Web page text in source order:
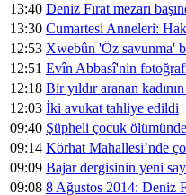
13:40 Deniz Fırat mezarı
13:30 Cumartesi Anneleri:
12:53 Xwebûn 'Öz savunma'
12:51 Evîn Abbasî'nin
12:18 Bir yıldır aranan
12:03 İki avukat tahliye edildi
09:40 Şüpheli çocuk
09:14 Körhat Mahallesi’nde
09:09 Bajar dergisinin yeni
09:08 8 Ağustos 2014: Deniz